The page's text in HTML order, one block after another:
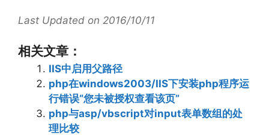
Last Updated on 2016/10/11
相关文章：
IIS中启用父路径
php在windows2003/IIS下安装php程序运
行错误“您未被授权查看该页”
php与asp/vbscript对input表单数组的处
理比较